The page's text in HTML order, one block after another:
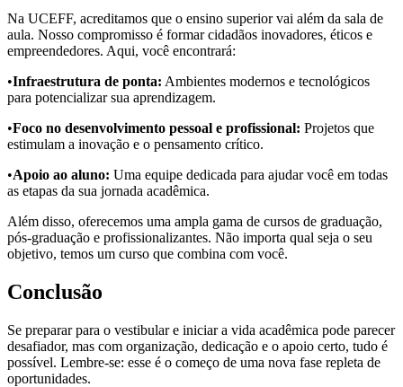
Na UCEFF, acreditamos que o ensino superior vai além da sala de
aula. Nosso compromisso é formar cidadãos inovadores, éticos e
empreendedores. Aqui, você encontrará:
•Infraestrutura de ponta: Ambientes modernos e tecnológicos
para potencializar sua aprendizagem.
•Foco no desenvolvimento pessoal e profissional: Projetos que
estimulam a inovação e o pensamento crítico.
•Apoio ao aluno: Uma equipe dedicada para ajudar você em todas
as etapas da sua jornada acadêmica.
Além disso, oferecemos uma ampla gama de cursos de graduação,
pós-graduação e profissionalizantes. Não importa qual seja o seu
objetivo, temos um curso que combina com você.
Conclusão
Se preparar para o vestibular e iniciar a vida acadêmica pode parecer
desafiador, mas com organização, dedicação e o apoio certo, tudo é
possível. Lembre-se: esse é o começo de uma nova fase repleta de
oportunidades.